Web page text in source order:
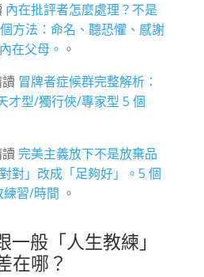
內在批評者怎麼處理？不是
方法：命名、聽恐懼、感謝
在父母。 。
冒牌者症候群完整解析：
才型/獨行俠/專家型 5 個
完美主義放下不是放棄品
對」改成「足夠好」。5 個
習/時間 。
一般「人生教練」
在哪？